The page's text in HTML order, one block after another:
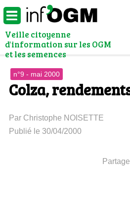
Veille citoyenne
d'information sur les OGM
et les semences
n°9 - mai 2000
Colza,
Par Christophe NOISETTE
Publié le 30/04/2000